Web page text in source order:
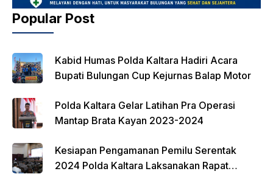
Popular Post
Kabid Humas Polda Kaltara Hadiri Acara
Bupati Bulungan Cup Kejurnas Balap Motor
Polda Kaltara Gelar Latihan Pra Operasi
Mantap Brata Kayan 2023-2024
Kesiapan Pengamanan Pemilu Serentak
2024 Polda Kaltara Laksanakan Rapat